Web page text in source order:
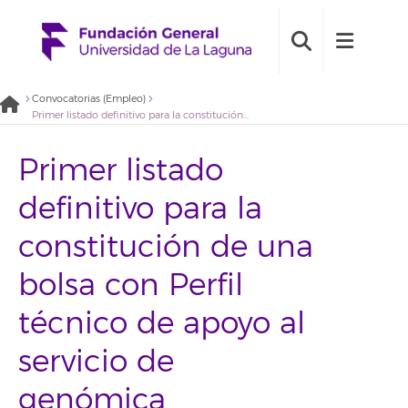
Convocatorias (Empleo)
Primer listado definitivo para la constitución de una bolsa con Perfil técnico de apoyo al servicio de genómica (2022BDE004)
Primer listado
definitivo para la
constitución de una
bolsa con Perfil
técnico de apoyo al
servicio de
genómica